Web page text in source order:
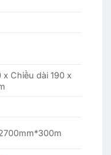
Chiều dài 190 x